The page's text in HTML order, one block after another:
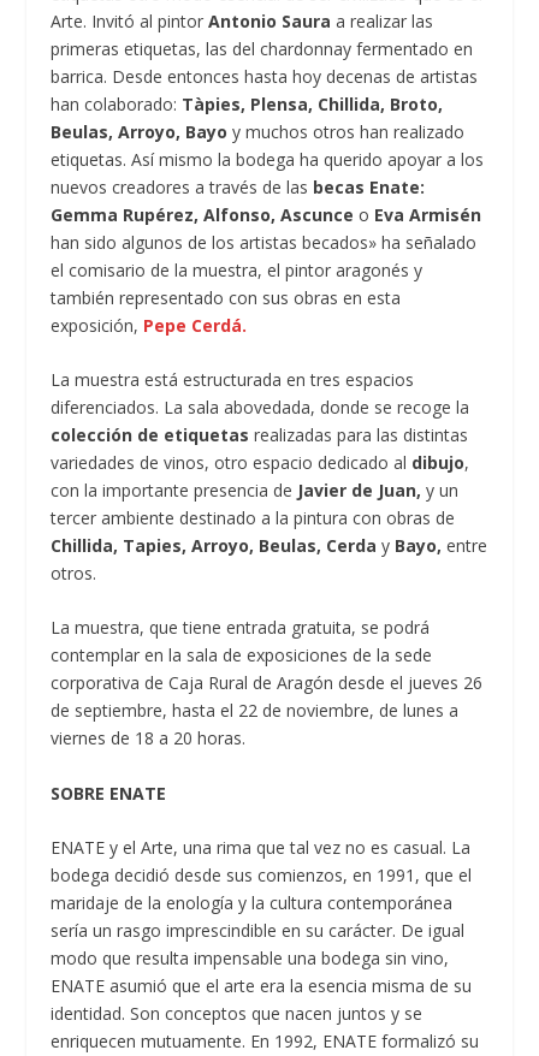
Arte. Invitó al pintorAntonio Saura a realizar las
primeras etiquetas, las del chardonnay fermentado en
barrica. Desde entonces hasta hoy decenas de artistas
han colaborado: Tàpies, Plensa, Chillida, Broto,
Beulas, Arroyo, Bayo y muchos otros han realizado
etiquetas. Así mismo la bodega ha querido apoyar a los
nuevos creadores a través de las becas Enate:
Gemma Rupérez, Alfonso, Ascunce o Eva Armisén
han sido algunos de los artistas becados» ha señalado
el comisario de la muestra, el pintor aragonés y
también representado con sus obras en esta
exposición, Pepe Cerdá.
La muestra está estructurada en tres espacios
diferenciados. La sala abovedada, donde se recoge la
colección de etiquetas realizadas para las distintas
variedades de vinos, otro espacio dedicado al dibujo,
con la importante presencia de Javier de Juan, y un
tercer ambiente destinado a la pintura con obras de
Chillida, Tapies, Arroyo, Beulas, Cerda y Bayo, entre
otros.
La muestra, que tiene entrada gratuita, se podrá
contemplar en la sala de exposiciones de la sede
corporativa de Caja Rural de Aragón desde el jueves 26
de septiembre, hasta el 22 de noviembre, de lunes a
viernes de 18 a 20 horas.
SOBRE ENATE
ENATE y el Arte, una rima que tal vez no es casual. La
bodega decidió desde sus comienzos, en 1991, que el
maridaje de la enología y la cultura contemporánea
sería un rasgo imprescindible en su carácter. De igual
modo que resulta impensable una bodega sin vino,
ENATE asumió que el arte era la esencia misma de su
identidad. Son conceptos que nacen juntos y se
enriquecen mutuamente. En 1992, ENATE formalizó su